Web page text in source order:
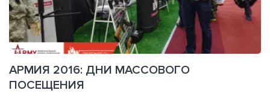
АРМИЯ 2016: ДНИ МАССОВОГО
ПОСЕЩЕНИЯ